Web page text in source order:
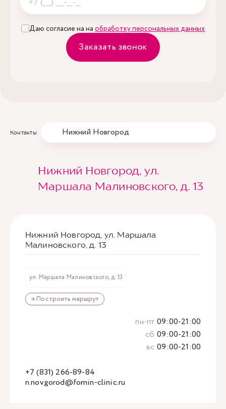
Даю согласие на на обработку персональных данных
Заказать звонок
Контакты Нижний Новгород
Нижний Новгород, ул.
Маршала Малиновского, д. 13
Нижний Новгород, ул. Маршала
Малиновского, д. 13
ул. Маршала Малиновского, д. 13
→ Построить маршрут
n.novgorod@fomin-clinic.ru
+7 (831) 266-89-84
пн-пт 09:00-21:00
сб 09:00-21:00
вс 09:00-21:00